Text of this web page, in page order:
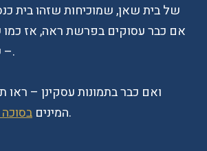
של בית שאן, שמוכיחות שזהו בית
אם כבר עסוקים בפרשת ראה, אז כמו
– שווה אלף מילים.
ואם כבר בתמונות עסקינן –
המינים, למטה.